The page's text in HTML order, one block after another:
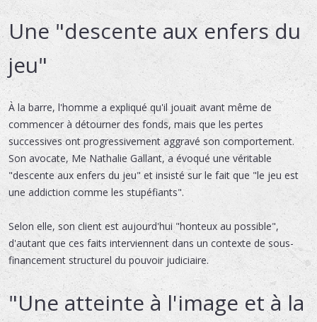
Une "descente aux enfers du
jeu"
À la barre, l'homme a expliqué qu'il jouait avant même de
commencer à détourner des fonds, mais que les pertes
successives ont progressivement aggravé son comportement.
Son avocate, Me Nathalie Gallant, a évoqué une véritable
"descente aux enfers du jeu" et insisté sur le fait que "le jeu est
une addiction comme les stupéfiants".
Selon elle, son client est aujourd'hui "honteux au possible",
d'autant que ces faits interviennent dans un contexte de sous-
financement structurel du pouvoir judiciaire.
"Une atteinte à l'image et à la